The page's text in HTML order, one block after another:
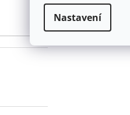
Nastavení